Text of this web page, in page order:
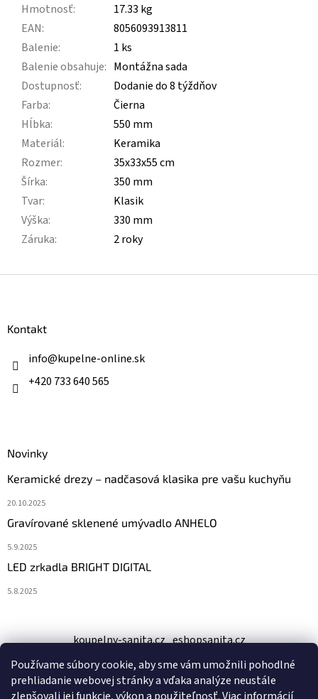
Používame súbory cookie, aby sme vám umožnili pohodlné
prehliadanie webovej stránky a vďaka analýze neustále
Hmotnosť:
17.33 kg
EAN:
8056093913811
Balenie:
1 ks
Balenie obsahuje: Montážna sada
Dostupnosť:
Dodanie do 8 týždňov
Farba:
Čierna
Hĺbka:
550 mm
Materiál:
Keramika
Rozmer:
35x33x55 cm
Šírka:
350 mm
Tvar:
Klasik
Výška:
330 mm
Záruka: 2 roky
Kontakt
info@kupelne-online.sk
+420 733 640 565
Novinky
Keramické drezy – nadčasová klasika pre vašu kuchyňu
20.10.2025
Gravírované sklenené umývadlo ANHELO
5.9.2025
LED zrkadla BRIGHT DIGITAL
5.8.2025
koupelny-sanita.cz eshopsanita.cz